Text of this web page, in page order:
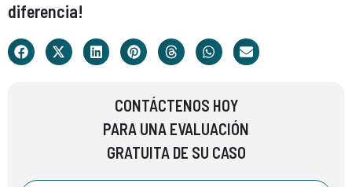
diferencia!
CONTÁCTENOS HOY
PARA UNA EVALUACIÓN
GRATUITA DE SU CASO